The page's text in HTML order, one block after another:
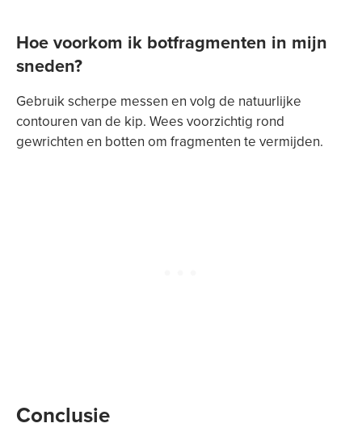
Hoe voorkom ik botfragmenten in mijn
sneden?
Gebruik scherpe messen en volg de natuurlijke
contouren van de kip. Wees voorzichtig rond
gewrichten en botten om fragmenten te vermijden.
Conclusie